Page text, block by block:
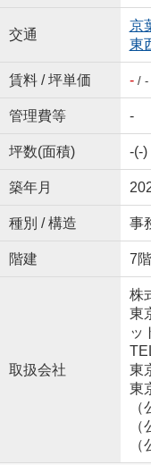
交通
京
東
賃料 / 坪単価 -/ -
管理費等 -
坪数(面積) -(-)
築年月
種別 / 構造 事
階建 7
取扱会社
株
東
ッ
東
東